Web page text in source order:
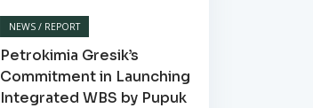
NEWS / REPORT
Petrokimia Gresik’s
Commitment in Launching
Integrated WBS by Pupuk